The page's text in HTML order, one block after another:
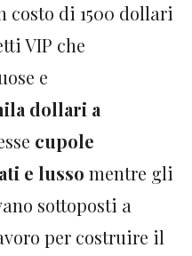
costo di 1500 dollari
VIP che
e
dollari a
cupole
e lusso mentre gli
sottoposti a
per costruire il